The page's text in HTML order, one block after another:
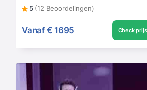
5 (12 Beoordelingen)
Vanaf € 1695 Check